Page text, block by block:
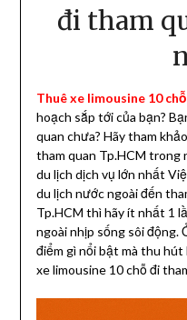
đi tham
Thuê xe limousine 10
hoạch sắp tới của bạn?
quan chưa? Hãy tham
tham quan Tp.HCM trong
du lịch dịch vụ lớn nhất
du lịch nước ngoài đến
Tp.HCM thì hãy ít nhất 1
ngoài nhịp sống sôi động.
điểm gì nổi bật mà thu
xe limousine 10 chỗ đi